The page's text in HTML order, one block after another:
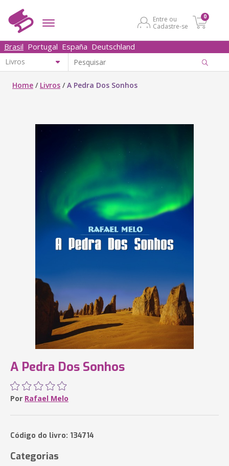
Entre ou
Cadastre-se
0
Brasil Portugal España Deutschland
Home / Livros /A Pedra Dos Sonhos
A Pedra Dos Sonhos
Por Rafael Melo
Código do livro: 134714
Categorias